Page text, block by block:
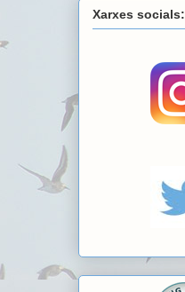
Xarxes socials: